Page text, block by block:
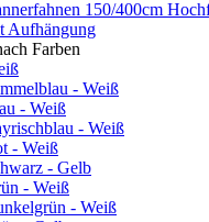
150/400cm
Aufhängung
Farben
- Weiß
- Weiß
- Weiß
- Weiß
- Gelb
- Weiß
- Weiß